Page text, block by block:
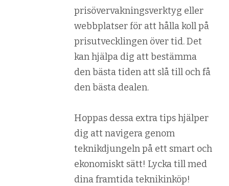
prisövervakningsverktyg eller
webbplatser för att hålla koll på
prisutvecklingen över tid. Det
kan hjälpa dig att bestämma
den bästa tiden att slå till och få
den bästa dealen.
Hoppas dessa extra tips hjälper
dig att navigera genom
teknikdjungeln på ett smart och
ekonomiskt sätt! Lycka till med
dina framtida teknikinköp!